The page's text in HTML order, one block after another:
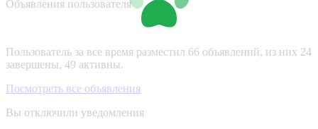
Объявления пользователя
Пользователь за все время разместил 66 объявлений, из них 24
завершены, 49 активны.
Посмотреть все объявления
Вы отключили уведомления